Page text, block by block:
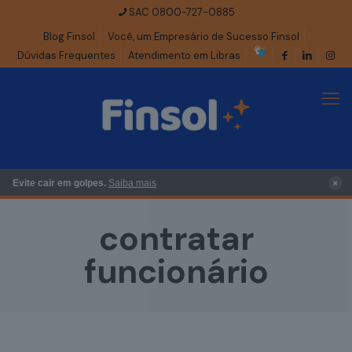
SAC 0800-727-0885
Blog Finsol
Você, um Empresário de Sucesso Finsol
Dúvidas Frequentes
Atendimento em Libras
Evite cair em golpes. Saiba mais ×
contratar
funcionário